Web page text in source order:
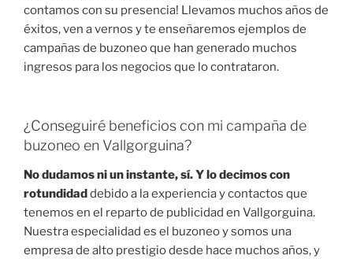
contamos con su presencia! Llevamos muchos años de
éxitos, ven a vernos y te enseñaremos ejemplos de
campañas de buzoneo que han generado muchos
ingresos para los negocios que lo contrataron.
¿Conseguiré beneficios con mi campaña de
buzoneo en Vallgorguina?
No dudamos ni un instante, sí. Y lo decimos con
rotundidaddebido a la experiencia y contactos que
tenemos en el reparto de publicidad en Vallgorguina.
Nuestra especialidad es el buzoneo y somos una
empresa de alto prestigio desde hace muchos años, y